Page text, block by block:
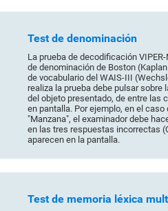
Test de denominación
La prueba de decodificación
de denominación de Boston
de vocabulario del WAIS-III
realiza la prueba debe pulsar sobre
del objeto presentado, de entre las
en pantalla. Por ejemplo, en el caso
"Manzana", el examinador debe
en las tres respuestas incorrectas
aparecen en la pantalla.
Test de memoria léxica